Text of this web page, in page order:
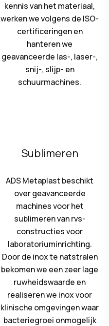
kennis van het materiaal,
werken we volgens de ISO-
certificeringen en
hanteren we
geavanceerde las-, laser-,
snij-, slijp- en
schuurmachines.
Sublimeren
ADS Metaplast beschikt
over geavanceerde
machines voor het
sublimeren van rvs-
constructies voor
laboratoriuminrichting.
Door de inox te natstralen
bekomen we een zeer lage
ruwheidswaarde en
realiseren we inox voor
klinische omgevingen waar
bacteriegroei onmogelijk